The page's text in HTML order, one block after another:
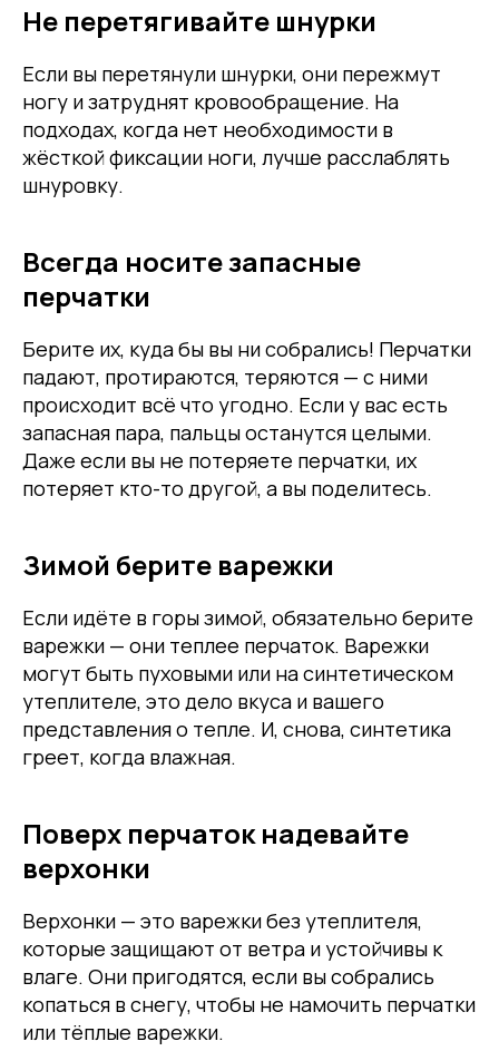
Не перетягивайте шнурки
Если вы перетянули шнурки, они пережмут
ногу и затруднят кровообращение. На
подходах, когда нет необходимости в
жёсткой фиксации ноги, лучше расслаблять
шнуровку.
Всегда носите запасные
перчатки
Берите их, куда бы вы ни собрались! Перчатки
падают, протираются, теряются — с ними
происходит всё что угодно. Если у вас есть
запасная пара, пальцы останутся целыми.
Даже если вы не потеряете перчатки, их
потеряет кто-то другой, а вы поделитесь.
Зимой берите варежки
Если идёте в горы зимой, обязательно берите
варежки — они теплее перчаток. Варежки
могут быть пуховыми или на синтетическом
утеплителе, это дело вкуса и вашего
представления о тепле. И, снова, синтетика
греет, когда влажная.
Поверх перчаток надевайте
верхонки
Верхонки — это варежки без утеплителя,
которые защищают от ветра и устойчивы к
влаге. Они пригодятся, если вы собрались
копаться в снегу, чтобы не намочить перчатки
или тёплые варежки.